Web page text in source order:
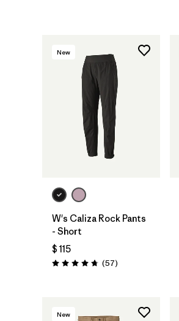
New
W's Caliza Rock Pants
- Short
$ 115
Valoración: 4.8 / 5
(57Comentarios
)
New